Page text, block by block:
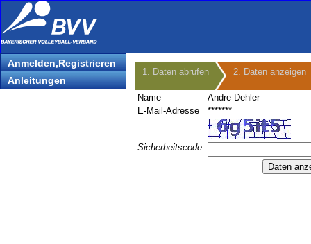
1. Daten abrufen 2. Daten anzeigen
Name
Andre Dehler
E-Mail-Adresse
*******
Sicherheitscode:
Anmelden,Registrieren
Anleitungen